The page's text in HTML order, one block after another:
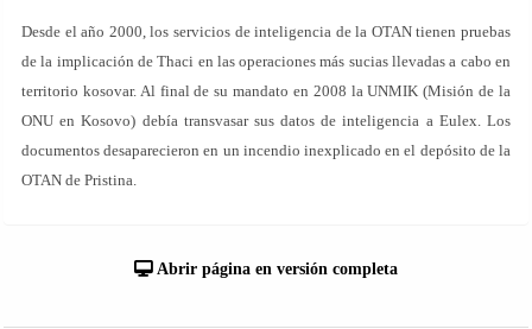
Desde el año 2000, los servicios de inteligencia de la OTAN tienen pruebas
de la implicación de Thaci en las operaciones más sucias llevadas a cabo en
territorio kosovar. Al final de su mandato en 2008 la UNMIK (Misión de la
ONU en Kosovo) debía transvasar sus datos de inteligencia a Eulex. Los
documentos desaparecieron en un incendio inexplicado en el depósito de la
OTAN de Pristina.
Abrir página en versión completa